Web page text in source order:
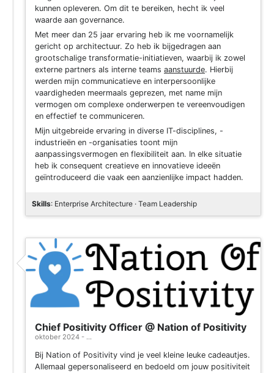
kunnen opleveren. Om dit te bereiken, hecht ik veel
waarde aan governance.
Met meer dan 25 jaar ervaring heb ik me voornamelijk
gericht op architectuur. Zo heb ik bijgedragen aan
grootschalige transformatie-initiatieven, waarbij ik zowel
externe partners als interne teams aanstuurde. Hierbij
werden mijn communicatieve en interpersoonlijke
vaardigheden meermaals geprezen, met name mijn
vermogen om complexe onderwerpen te vereenvoudigen
en effectief te communiceren.
Mijn uitgebreide ervaring in diverse IT-disciplines, -
industrieën en -organisaties toont mijn
aanpassingsvermogen en flexibiliteit aan. In elke situatie
heb ik consequent creatieve en innovatieve ideeën
geïntroduceerd die vaak een aanzienlijke impact hadden.
Skills: Enterprise Architecture · Team Leadership
Chief Positivity Officer @ Nation of Positivity
oktober 2024 - ...
Bij Nation of Positivity vind je veel kleine leuke cadeautjes.
Allemaal gepersonaliseerd en bedoeld om jouw positiviteit